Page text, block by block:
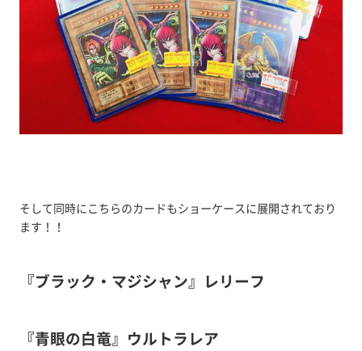
そして同時にこちらのカードもショーケースに展開されており
ます！！
『ブラック・マジシャン』レリーフ
『青眼の白竜』ウルトラレア